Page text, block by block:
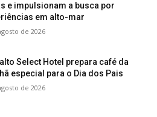
e impulsionam a busca por
em alto-mar
de 2026
Select Hotel prepara café da
especial para o Dia dos Pais
de 2026